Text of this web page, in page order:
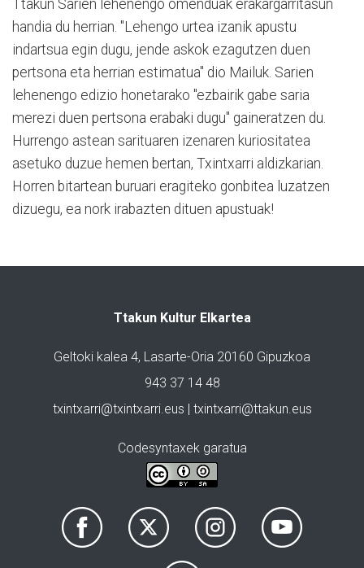
Ttakun Sarien lehenengo omenduak erakargarritasun
handia du herrian. "Lehengo urtea izanik apustu
indartsua egin dugu, jende askok ezagutzen duen
pertsona eta herrian estimatua" dio Mailuk. Sarien
lehenengo edizio honetarako "ezbairik gabe saria
merezi duen pertsona erabaki dugu" gaineratzen du.
Hurrengo astean sarituaren izenaren kuriositatea
asetuko duzue hemen bertan, Txintxarri aldizkarian.
Horren bitartean buruari eragiteko gonbitea luzatzen
dizuegu, ea nork irabazten dituen apustuak!
Ttakun Kultur Elkartea
Geltoki kalea 4, Lasarte-Oria 20160 Gipuzkoa
943 37 14 48
txintxarri@txintxarri.eus | txintxarri@ttakun.eus
Codesyntaxek garatua